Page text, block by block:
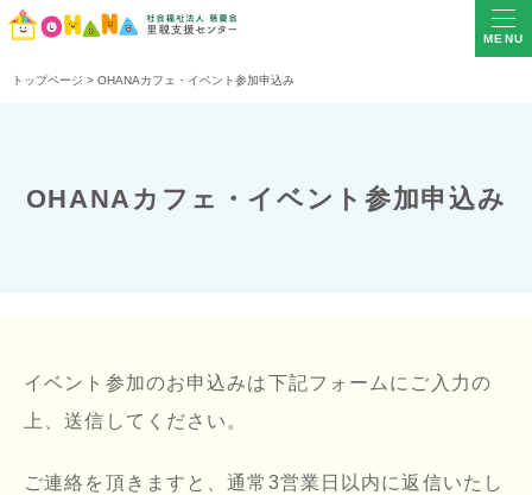
MENU
トップページ > OHANAカフェ・イベント参加申込み
OHANAカフェ・イベント参加申込み
イベント参加のお申込みは下記フォームにご入力の
上、送信してください。
ご連絡を頂きますと、通常3営業日以内に返信いたし